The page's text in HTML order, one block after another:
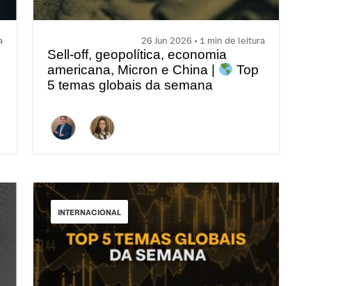
26 Jun 2026 • 1 min de leitura
Sell-off, geopolítica, economia
americana, Micron e China |
Top
5 temas globais da semana
INTERNACIONAL